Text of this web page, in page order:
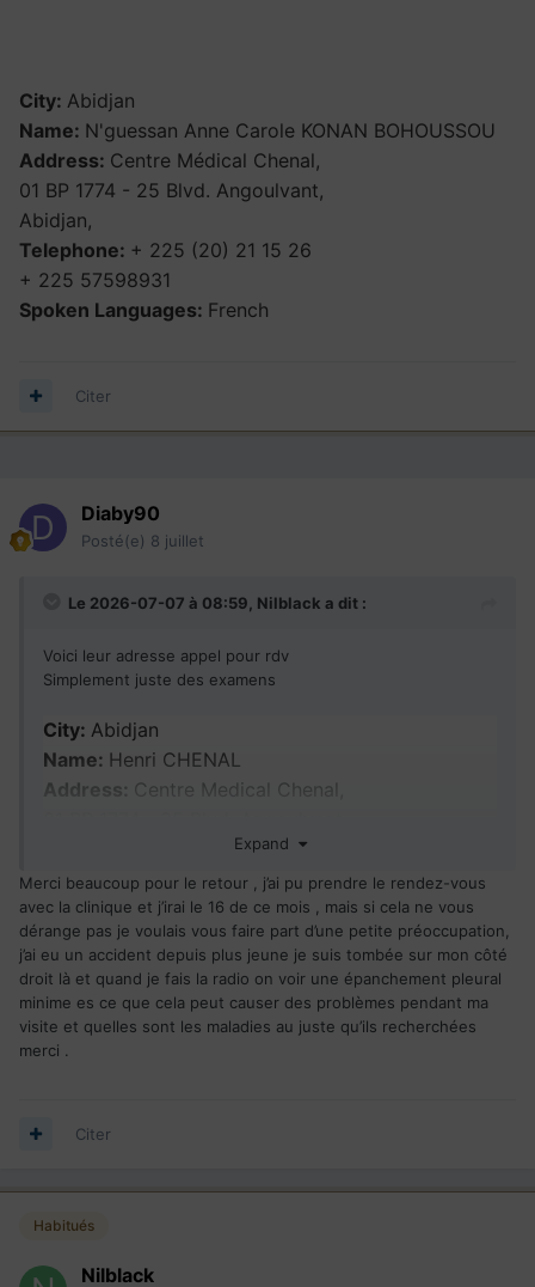
City: Abidjan
Name: N'guessan Anne Carole KONAN BOHOUSSOU
Address: Centre Médical Chenal,
01 BP 1774 - 25 Blvd. Angoulvant,
Abidjan,
Telephone: + 225 (20) 21 15 26
+ 225 57598931
Spoken Languages: French
Citer
Diaby90
Posté(e) 8 juillet
Le 2026-07-07 à 08:59, Nilblack a dit :
Voici leur adresse appel pour rdv
Simplement juste des examens
City: Abidjan
Name: Henri CHENAL
Address: Centre Medical Chenal,
+ 225 (20) 21 15 26
+ 225 57598931
Spoken Languages: French
City: Abidjan
Name:
01 BP 1774 - 25 Blvd. Angoulvant,
+ 225 57598931
Spoken Languages:
Expand
Merci beaucoup pour le retour , j’ai pu prendre le rendez-vous
avec la clinique et j’irai le 16 de ce mois , mais si cela ne vous
dérange pas je voulais vous faire part d’une petite préoccupation,
j’ai eu un accident depuis plus jeune je suis tombée sur mon côté
droit là et quand je fais la radio on voir une épanchement pleural
minime es ce que cela peut causer des problèmes pendant ma
visite et quelles sont les maladies au juste qu’ils recherchées
merci .
Citer
Habitués
Nilblack